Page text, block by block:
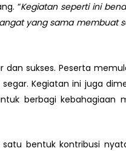
“Kegiatan seperti ini
yang sama membuat
sukses. Peserta
Kegiatan ini juga
berbagi
bentuk kontribusi